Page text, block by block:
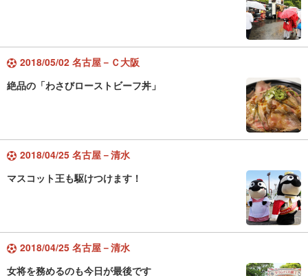
2018/05/02 名古屋－Ｃ大阪
絶品の「わさびローストビーフ丼」
2018/04/25 名古屋－清水
マスコット王も駆けつけます！
2018/04/25 名古屋－清水
女将を務めるのも今日が最後です